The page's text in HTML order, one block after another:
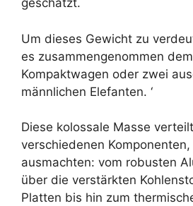
geschätzt.
Um dieses Gewicht zu
es zusammengenommen
Kompaktwagen oder zwei
männlichen Elefanten. ‘
Diese kolossale Masse
verschiedenen
ausmachten: vom robusten
über die verstärkten
Platten bis hin zum